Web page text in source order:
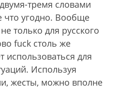
тремя словами
что угодно. Вообще
только для русского
fuck столь же
для
Используя
жесты, можно вполне